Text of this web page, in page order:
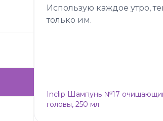
Использую каждое утро,
только им.
Inclip Шампунь №17
головы, 250 мл